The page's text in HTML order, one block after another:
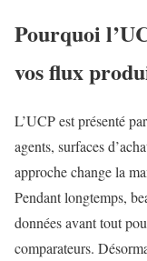
Pourquoi
vos flux
L’UCP est présenté
agents, surfaces
approche change la
Pendant longtemps,
données avant tout
comparateurs.